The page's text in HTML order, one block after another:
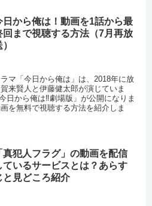
日から俺は！動画を1話から最
回まで視聴する方法（7月再放
マ「今日から俺は」は、2018年に放
来賢人と伊藤健太郎が演じていま
日から俺は‼劇場版」が公開になりま
を無料で視聴する方法を紹介しま
真犯人フラグ」の動画を配信
ているサービスとは？あらす
と見どころ紹介